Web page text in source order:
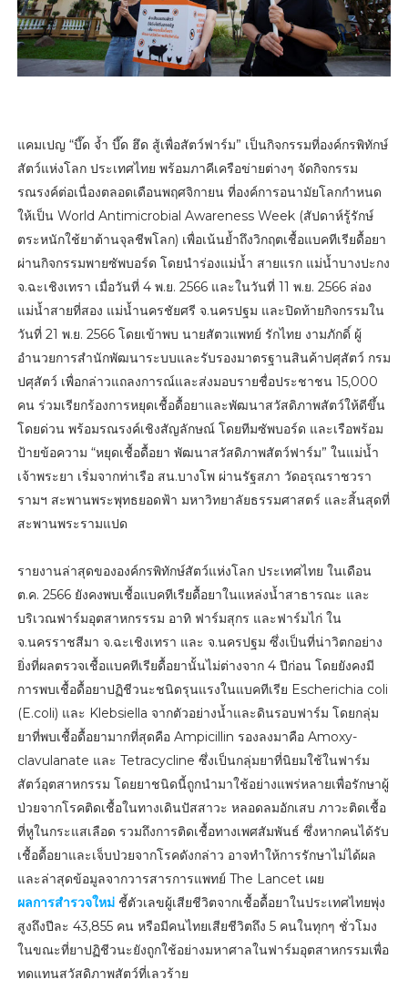
แคมเปญ “บึ๊ด จ้ำ บึ๊ด ฮึด สู้เพื่อสัตว์ฟาร์ม” เป็นกิจกรรมที่องค์กรพิทักษ์
สัตว์แห่งโลก ประเทศไทย พร้อมภาคีเครือข่ายต่างๆ จัดกิจกรรม
รณรงค์ต่อเนื่องตลอดเดือนพฤศจิกายน ที่องค์การอนามัยโลกกำหนด
ให้เป็น World Antimicrobial Awareness Week (สัปดาห์รู้รักษ์
ตระหนักใช้ยาต้านจุลชีพโลก) เพื่อเน้นย้ำถึงวิกฤตเชื้อแบคทีเรียดื้อยา
ผ่านกิจกรรมพายซัพบอร์ด โดยนำร่องแม่น้ำ สายแรก แม่น้ำบางปะกง
จ.ฉะเชิงเทรา เมื่อวันที่ 4 พ.ย. 2566 และในวันที่ 11 พ.ย. 2566 ล่อง
แม่น้ำสายที่สอง แม่น้ำนครชัยศรี จ.นครปฐม และปิดท้ายกิจกรรมใน
วันที่ 21 พ.ย. 2566 โดยเข้าพบ นายสัตวแพทย์ รักไทย งามภักดิ์ ผู้
อำนวยการสำนักพัฒนาระบบและรับรองมาตรฐานสินค้าปศุสัตว์ กรม
ปศุสัตว์ เพื่อกล่าวแถลงการณ์และส่งมอบรายชื่อประชาชน 15,000
คน ร่วมเรียกร้องการหยุดเชื้อดื้อยาและพัฒนาสวัสดิภาพสัตว์ให้ดีขึ้น
โดยด่วน พร้อมรณรงค์เชิงสัญลักษณ์ โดยทีมซัพบอร์ด และเรือพร้อม
ป้ายข้อความ “หยุดเชื้อดื้อยา พัฒนาสวัสดิภาพสัตว์ฟาร์ม” ในแม่น้ำ
เจ้าพระยา เริ่มจากท่าเรือ สน.บางโพ ผ่านรัฐสภา วัดอรุณราชวรา
รามฯ สะพานพระพุทธยอดฟ้า มหาวิทยาลัยธรรมศาสตร์ และสิ้นสุดที่
สะพานพระรามแปด
รายงานล่าสุดขององค์กรพิทักษ์สัตว์แห่งโลก ประเทศไทย ในเดือน
ต.ค. 2566 ยังคงพบเชื้อแบคทีเรียดื้อยาในแหล่งน้ำสาธารณะ และ
บริเวณฟาร์มอุตสาหกรรรม อาทิ ฟาร์มสุกร และฟาร์มไก่ ใน
จ.นครราชสีมา จ.ฉะเชิงเทรา และ จ.นครปฐม ซึ่งเป็นที่น่าวิตกอย่าง
ยิ่งที่ผลตรวจเชื้อแบคทีเรียดื้อยานั้นไม่ต่างจาก 4 ปีก่อน โดยยังคงมี
การพบเชื้อดื้อยาปฏิชีวนะชนิดรุนแรงในแบคทีเรีย Escherichia coli
(E.coli) และ Klebsiella จากตัวอย่างน้ำและดินรอบฟาร์ม โดยกลุ่ม
ยาที่พบเชื้อดื้อยามากที่สุดคือ Ampicillin รองลงมาคือ Amoxy-
clavulanate และ Tetracycline ซึ่งเป็นกลุ่มยาที่นิยมใช้ในฟาร์ม
สัตว์อุตสาหกรรม โดยยาชนิดนี้ถูกนำมาใช้อย่างแพร่หลายเพื่อรักษาผู้
ป่วยจากโรคติดเชื้อในทางเดินปัสสาวะ หลอดลมอักเสบ ภาวะติดเชื้อ
ที่หูในกระแสเลือด รวมถึงการติดเชื้อทางเพศสัมพันธ์ ซึ่งหากคนได้รับ
เชื้อดื้อยาและเจ็บป่วยจากโรคดังกล่าว อาจทำให้การรักษาไม่ได้ผล
และล่าสุดข้อมูลจากวารสารการแพทย์ The Lancet เผย
ผลการสำรวจใหม่ชี้ตัวเลขผู้เสียชีวิตจากเชื้อดื้อยาในประเทศไทยพุ่ง
สูงถึงปีละ 43,855 คน หรือมีคนไทยเสียชีวิตถึง 5 คนในทุกๆ ชั่วโมง
ในขณะที่ยาปฏิชีวนะยังถูกใช้อย่างมหาศาลในฟาร์มอุตสาหกรรมเพื่อ
ทดแทนสวัสดิภาพสัตว์ที่เลวร้าย